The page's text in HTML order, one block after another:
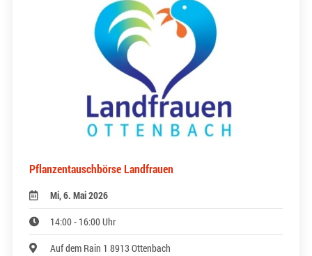
Pflanzentauschbörse Landfrauen
Mi, 6. Mai 2026
14:00 - 16:00 Uhr
Auf dem Rain 1 8913 Ottenbach